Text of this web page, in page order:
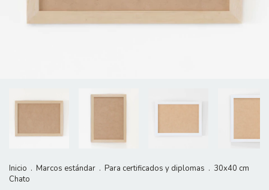
Inicio . Marcos estándar . Para certificados y diplomas . 30x40 cm
Chato